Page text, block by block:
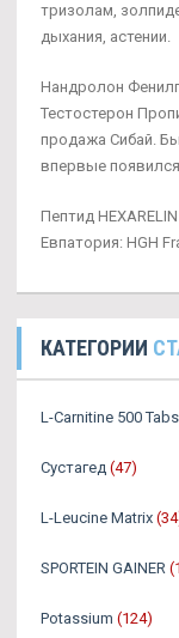
тризолам,
дыхания, астении.
Нандролон
Тестостерон
продажа Сибай.
впервые
Пептид
Евпатория: HGH
КАТЕГОРИИ
L-Carnitine 500 Tabs
Сустагед (47)
L-Leucine Matrix
SPORTEIN GAINER
Potassium (124)